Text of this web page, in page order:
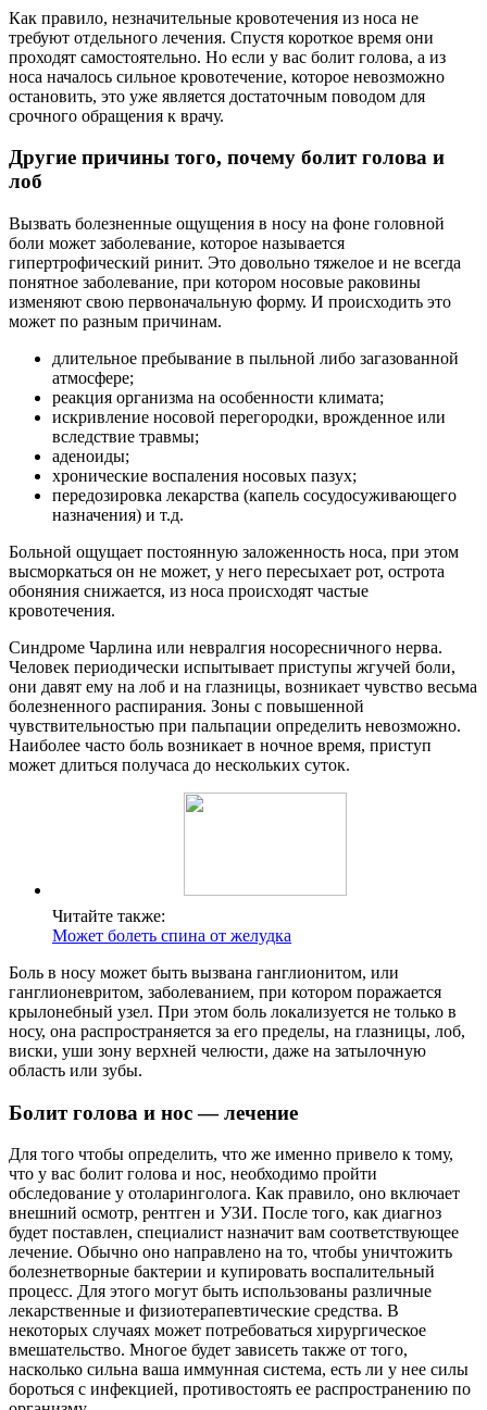
Как правило, незначительные кровотечения из носа не
требуют отдельного лечения. Спустя короткое время они
проходят самостоятельно. Но если у вас болит голова, а из
носа началось сильное кровотечение, которое невозможно
остановить, это уже является достаточным поводом для
срочного обращения к врачу.
Другие причины того, почему болит голова и
лоб
Вызвать болезненные ощущения в носу на фоне головной
боли может заболевание, которое называется
гипертрофический ринит. Это довольно тяжелое и не всегда
понятное заболевание, при котором носовые раковины
изменяют свою первоначальную форму. И происходить это
может по разным причинам.
длительное пребывание в пыльной либо загазованной
атмосфере;
реакция организма на особенности климата;
искривление носовой перегородки, врожденное или
вследствие травмы;
аденоиды;
хронические воспаления носовых пазух;
передозировка лекарства (капель сосудосуживающего
назначения) и т.д.
Больной ощущает постоянную заложенность носа, при этом
высморкаться он не может, у него пересыхает рот, острота
обоняния снижается, из носа происходят частые
кровотечения.
Синдроме Чарлина или невралгия носоресничного нерва.
Человек периодически испытывает приступы жгучей боли,
они давят ему на лоб и на глазницы, возникает чувство весьма
болезненного распирания. Зоны с повышенной
чувствительностью при пальпации определить невозможно.
Наиболее часто боль возникает в ночное время, приступ
может длиться получаса до нескольких суток.
Читайте также:
Может болеть спина от желудка
Боль в носу может быть вызвана ганглионитом, или
ганглионевритом, заболеванием, при котором поражается
крылонебный узел. При этом боль локализуется не только в
носу, она распространяется за его пределы, на глазницы, лоб,
виски, уши зону верхней челюсти, даже на затылочную
область или зубы.
Болит голова и нос — лечение
Для того чтобы определить, что же именно привело к тому,
что у вас болит голова и нос, необходимо пройти
обследование у отоларинголога. Как правило, оно включает
внешний осмотр, рентген и УЗИ. После того, как диагноз
будет поставлен, специалист назначит вам соответствующее
лечение. Обычно оно направлено на то, чтобы уничтожить
болезнетворные бактерии и купировать воспалительный
процесс. Для этого могут быть использованы различные
лекарственные и физиотерапевтические средства. В
некоторых случаях может потребоваться хирургическое
вмешательство. Многое будет зависеть также от того,
насколько сильна ваша иммунная система, есть ли у нее силы
бороться с инфекцией, противостоять ее распространению по